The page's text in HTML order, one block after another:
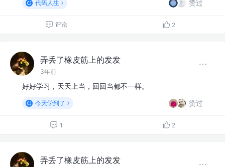
代码人生 赞过
评论 2
弄丢了橡皮筋上的发发
3年前
好好学习，天天上当，回回当都不一样。
今天学到了 赞过
1 2
弄丢了橡皮筋上的发发